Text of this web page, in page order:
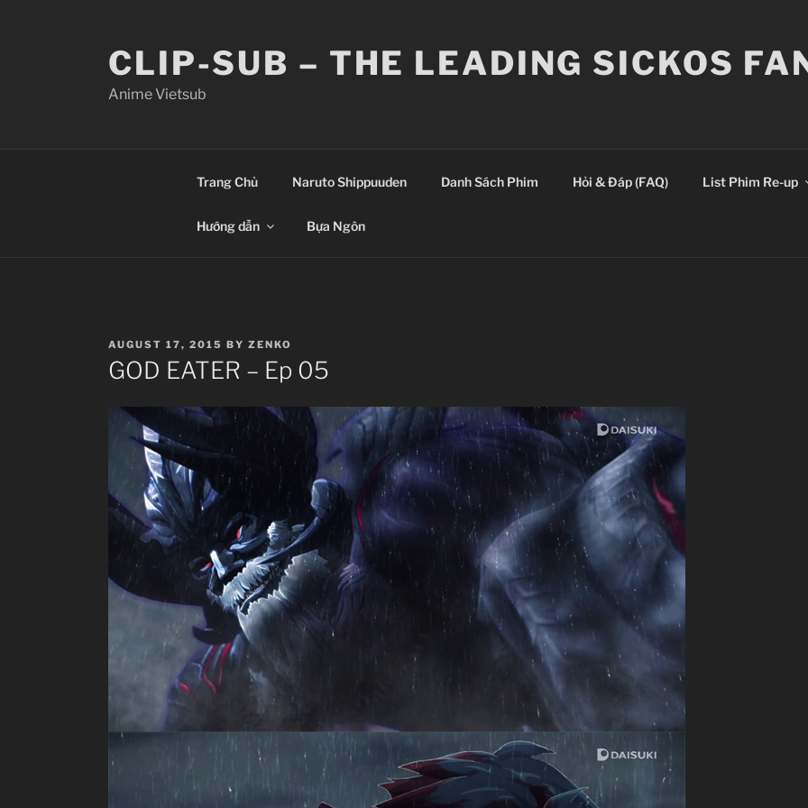
CLIP-SUB – THE LEADING SICKOS
Anime Vietsub
Trang Chủ Naruto Shippuuden Danh Sách Phim Hỏi & Đáp (FAQ) List Phim Re-up
Hướng dẫn Bựa Ngôn
POSTED
ON
AUGUST 17, 2015 BY ZENKO
GOD EATER – Ep 05